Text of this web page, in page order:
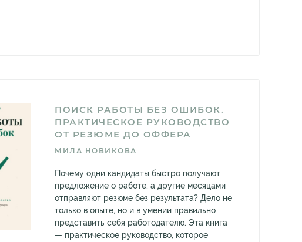
ПОИСК РАБОТЫ БЕЗ ОШИБОК.
ПРАКТИЧЕСКОЕ РУКОВОДСТВО
ОТ РЕЗЮМЕ ДО ОФФЕРА
МИЛА НОВИКОВА
Почему одни кандидаты быстро получают
предложение о работе, а другие месяцами
отправляют резюме без результата? Дело не
только в опыте, но и в умении правильно
представить себя работодателю. Эта книга
— практическое руководство, которое